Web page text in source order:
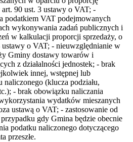
90 ust. 3 ustawy o VAT; -
podatkiem VAT podejmowanych
wykonywania zadań publicznych i
w kalkulacji proporcji sprzedaży, o
o VAT; - nieuwzględnianie w
Gminy dostawy towarów i
z działalności jednostek; - brak
innej, wstępnej lub
(klucza podziału,
- brak obowiązku naliczania
wydatków mieszanych
ustawą o VAT; - zastosowanie od
gdy Gmina będzie obecnie
podatku naliczonego dotyczącego
przeszłe.